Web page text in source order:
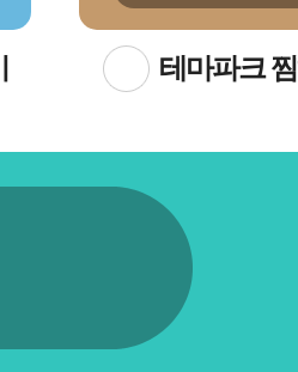
테마파크 찜